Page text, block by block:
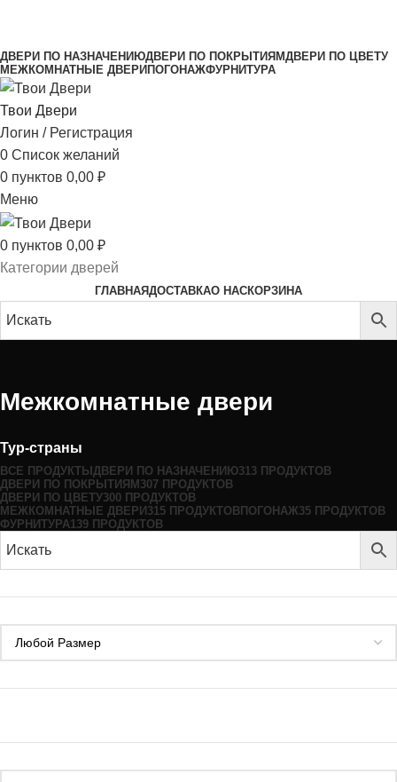
ДВЕРИ ПО НАЗНАЧЕНИЮДВЕРИ ПО ПОКРЫТИЯМДВЕРИ ПО ЦВЕТУ
МЕЖКОМНАТНЫЕ ДВЕРИ ПОГОНАЖФУРНИТУРА
Твои Двери
Логин / Регистрация
0 Список желаний
0 пунктов 0,00 ₽
Меню
0 пунктов 0,00 ₽
Категории дверей
ГЛАВНАЯДОСТАВКАО НАСКОРЗИНА
Межкомнатные двери
Тур-страны
ВСЕ ПРОДУКТЫДВЕРИ ПО НАЗНАЧЕНИЮ313 ПРОДУКТОВ
ДВЕРИ ПО ПОКРЫТИЯМ307 ПРОДУКТОВ
ДВЕРИ ПО ЦВЕТУ300 ПРОДУКТОВ
МЕЖКОМНАТНЫЕ ДВЕРИ315 ПРОДУКТОВПОГОНАЖ35 ПРОДУКТОВ
ФУРНИТУРА139 ПРОДУКТОВ